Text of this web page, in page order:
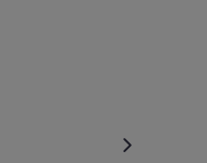
świeczka
tablicowa tubularna
z odbłyśnikiem